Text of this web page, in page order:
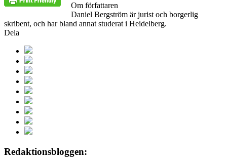
Om författaren
Daniel Bergström är jurist och borgerlig
skribent, och har bland annat studerat i Heidelberg.
Dela
Redaktionsbloggen: